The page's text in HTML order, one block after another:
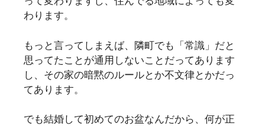
わります。
もっと言ってしまえば、隣町でも「常識」だと
思ってたことが通用しないことだってあります
し、その家の暗黙のルールとか不文律とかだっ
てあります。
でも結婚して初めてのお盆なんだから、何が正